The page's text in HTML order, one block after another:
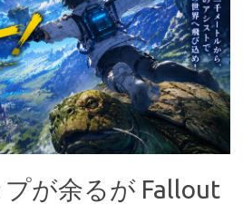
が余るが Fallout